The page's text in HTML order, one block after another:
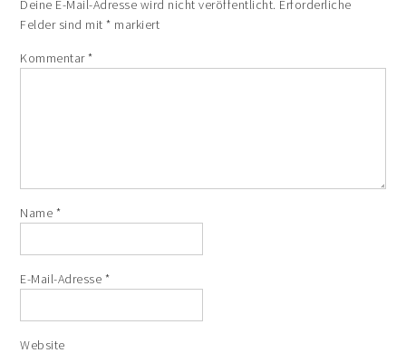
Deine E-Mail-Adresse wird nicht veröffentlicht. Erforderliche
Felder sind mit* markiert
Kommentar*
Name *
E-Mail-Adresse *
Website